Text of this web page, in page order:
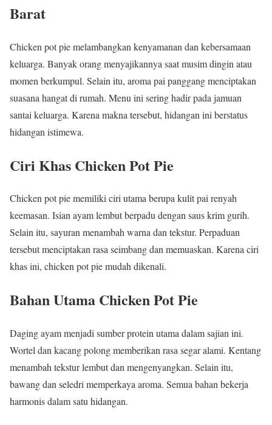
Barat
Chicken pot pie melambangkan kenyamanan dan kebersamaan
keluarga. Banyak orang menyajikannya saat musim dingin atau
momen berkumpul. Selain itu, aroma pai panggang menciptakan
suasana hangat di rumah. Menu ini sering hadir pada jamuan
santai keluarga. Karena makna tersebut, hidangan ini berstatus
hidangan istimewa.
Ciri Khas Chicken Pot Pie
Chicken pot pie memiliki ciri utama berupa kulit pai renyah
keemasan. Isian ayam lembut berpadu dengan saus krim gurih.
Selain itu, sayuran menambah warna dan tekstur. Perpaduan
tersebut menciptakan rasa seimbang dan memuaskan. Karena ciri
khas ini, chicken pot pie mudah dikenali.
Bahan Utama Chicken Pot Pie
Daging ayam menjadi sumber protein utama dalam sajian ini.
Wortel dan kacang polong memberikan rasa segar alami. Kentang
menambah tekstur lembut dan mengenyangkan. Selain itu,
bawang dan seledri memperkaya aroma. Semua bahan bekerja
harmonis dalam satu hidangan.